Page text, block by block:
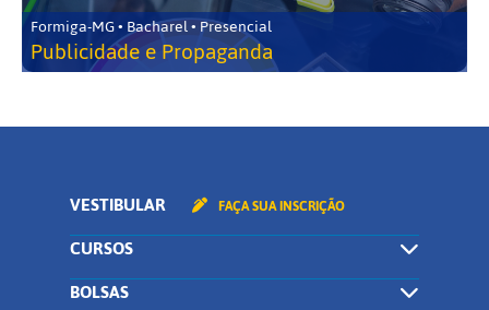
Formiga-MG • Bacharel • Presencial
Publicidade e Propaganda
VESTIBULAR FAÇA SUA INSCRIÇÃO
CURSOS
BOLSAS